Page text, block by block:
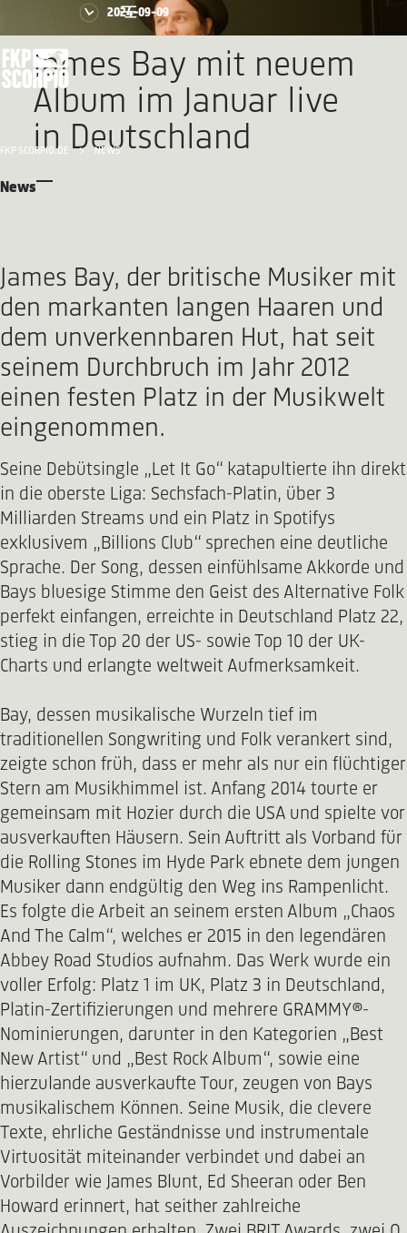
FKP SCORPIO.DE NEWS
2024-09-09
James Bay mit neuem
Album im Januar live
in Deutschland
News
James Bay, der britische Musiker mit
den markanten langen Haaren und
dem unverkennbaren Hut, hat seit
seinem Durchbruch im Jahr 2012
einen festen Platz in der Musikwelt
eingenommen.
Seine Debütsingle „Let It Go“ katapultierte ihn direkt
in die oberste Liga: Sechsfach-Platin, über 3
Milliarden Streams und ein Platz in Spotifys
exklusivem „Billions Club“ sprechen eine deutliche
Sprache. Der Song, dessen einfühlsame Akkorde und
Bays bluesige Stimme den Geist des Alternative Folk
perfekt einfangen, erreichte in Deutschland Platz 22,
stieg in die Top 20 der US- sowie Top 10 der UK-
Charts und erlangte weltweit Aufmerksamkeit.
Bay, dessen musikalische Wurzeln tief im
traditionellen Songwriting und Folk verankert sind,
zeigte schon früh, dass er mehr als nur ein flüchtiger
Stern am Musikhimmel ist. Anfang 2014 tourte er
gemeinsam mit Hozier durch die USA und spielte vor
ausverkauften Häusern. Sein Auftritt als Vorband für
die Rolling Stones im Hyde Park ebnete dem jungen
Musiker dann endgültig den Weg ins Rampenlicht.
Es folgte die Arbeit an seinem ersten Album „Chaos
And The Calm“, welches er 2015 in den legendären
Abbey Road Studios aufnahm. Das Werk wurde ein
voller Erfolg: Platz 1 im UK, Platz 3 in Deutschland,
Platin-Zertifizierungen und mehrere GRAMMY®-
Nominierungen, darunter in den Kategorien „Best
New Artist“ und „Best Rock Album“, sowie eine
hierzulande ausverkaufte Tour, zeugen von Bays
musikalischem Können. Seine Musik, die clevere
Texte, ehrliche Geständnisse und instrumentale
Virtuosität miteinander verbindet und dabei an
Vorbilder wie James Blunt, Ed Sheeran oder Ben
Howard erinnert, hat seither zahlreiche